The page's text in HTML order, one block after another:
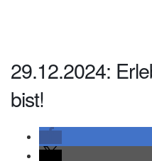
29.12.2024:
bist!